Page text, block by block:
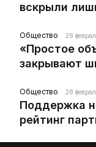
вскрыли
Общество 28
«Простое
закрывают
Общество 28
Поддержка
рейтинг